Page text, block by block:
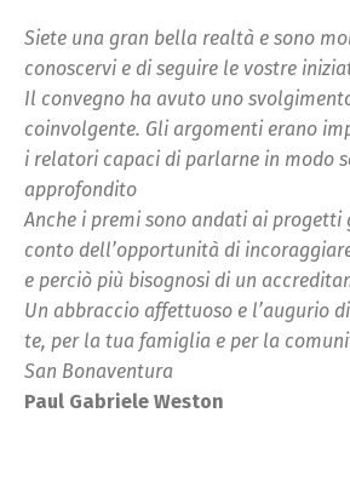
Siete una gran bella realtà e sono
conoscervi e di seguire le vostre
Il convegno ha avuto uno
coinvolgente. Gli argomenti erano
i relatori capaci di parlarne in modo
approfondito
Anche i premi sono andati ai progetti
conto dell’opportunità di
e perciò più bisognosi di un
Un abbraccio affettuoso e l’augurio
te, per la tua famiglia e per la
San Bonaventura
Paul Gabriele Weston